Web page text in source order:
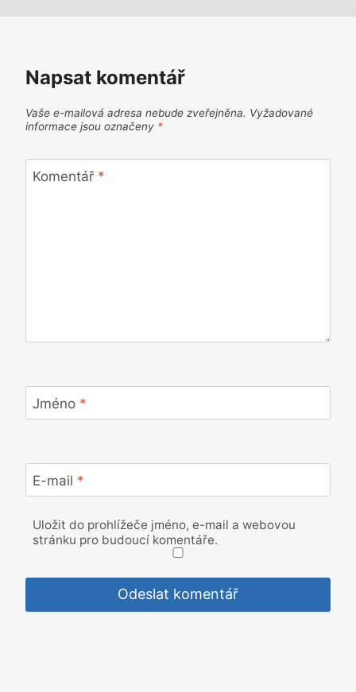
Napsat komentář
Vaše e-mailová adresa nebude zveřejněna. Vyžadované
informace jsou označeny *
Komentář *
Jméno *
E-mail *
Uložit do prohlížeče jméno, e-mail a webovou
stránku pro budoucí komentáře.